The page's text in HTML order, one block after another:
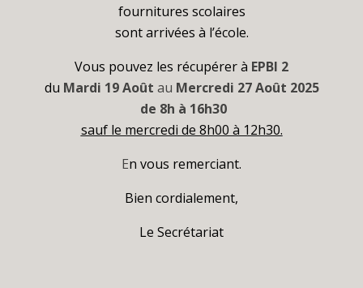
fournitures scolaires
sont arrivées à l’école.
Vous pouvez les récupérer à EPBI 2
du Mardi 19 Août au Mercredi 27 Août 2025
de 8h à 16h30
sauf le mercredi de 8h00 à 12h30.
En vous remerciant.
Bien cordialement,
Le Secrétariat